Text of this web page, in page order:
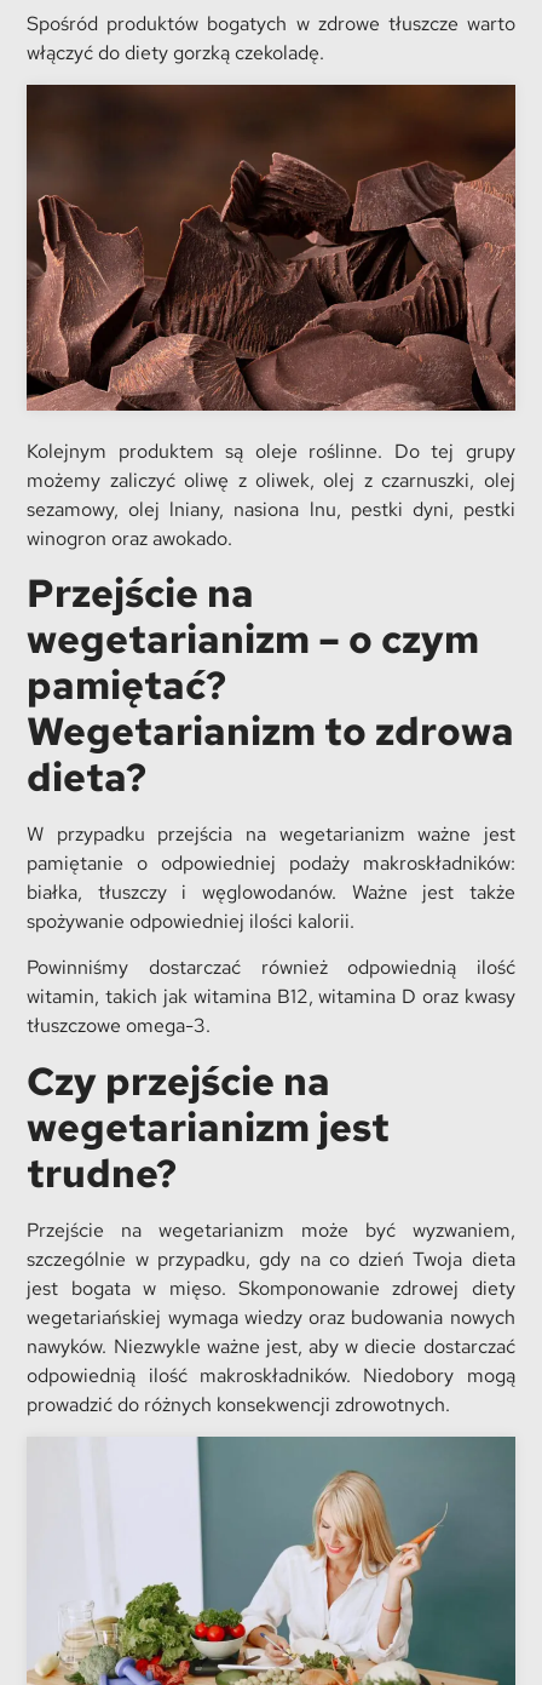
Spośród produktów bogatych w zdrowe tłuszcze warto
włączyć do diety gorzką czekoladę.
Kolejnym produktem są oleje roślinne. Do tej grupy
możemy zaliczyć oliwę z oliwek, olej z czarnuszki, olej
sezamowy, olej lniany, nasiona lnu, pestki dyni, pestki
winogron oraz awokado.
Przejście na
wegetarianizm – o czym
pamiętać?
Wegetarianizm to zdrowa
dieta?
W przypadku przejścia na wegetarianizm ważne jest
pamiętanie o odpowiedniej podaży makroskładników:
białka, tłuszczy i węglowodanów. Ważne jest także
spożywanie odpowiedniej ilości kalorii.
Powinniśmy dostarczać również odpowiednią ilość
witamin, takich jak witamina B12, witamina D oraz kwasy
tłuszczowe omega-3.
Czy przejście na
wegetarianizm jest
trudne?
Przejście na wegetarianizm może być wyzwaniem,
szczególnie w przypadku, gdy na co dzień Twoja dieta
jest bogata w mięso. Skomponowanie zdrowej diety
wegetariańskiej wymaga wiedzy oraz budowania nowych
nawyków. Niezwykle ważne jest, aby w diecie dostarczać
odpowiednią ilość makroskładników. Niedobory mogą
prowadzić do różnych konsekwencji zdrowotnych.